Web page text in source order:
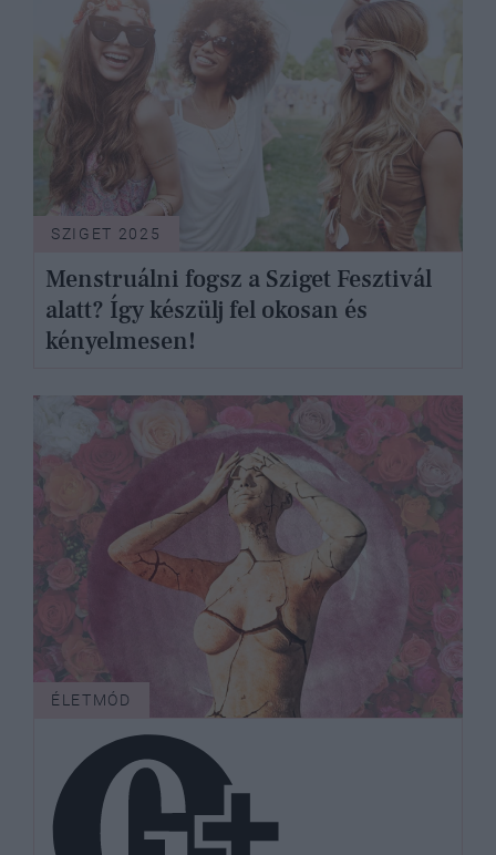
SZIGET 2025
Menstruálni fogsz a Sziget Fesztivál
alatt? Így készülj fel okosan és
kényelmesen!
ÉLETMÓD